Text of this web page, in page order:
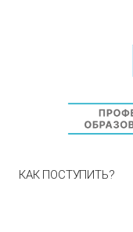
КАК ПОСТУПИТЬ?